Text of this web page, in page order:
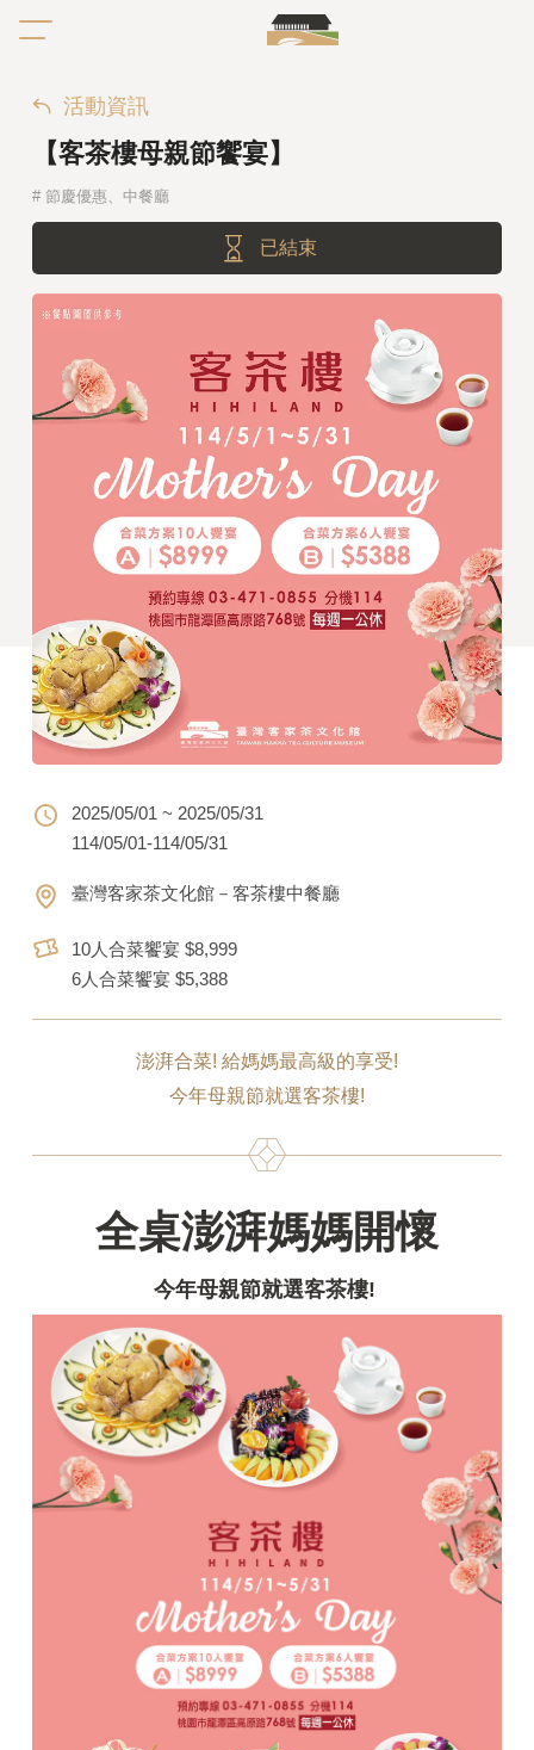
活動資訊
【客茶樓母親節饗宴】
# 節慶優惠 中餐廳
已結束
澎湃合菜! 給媽媽最高級的享受!
今年母親節就選客茶樓!
全桌澎湃媽媽開懷
今年母親節就選客茶樓!
2025/05/01 ~ 2025/05/31
114/05/01-114/05/31
臺灣客家茶文化館－客茶樓中餐廳
10人合菜饗宴 $8,999
6人合菜饗宴 $5,388